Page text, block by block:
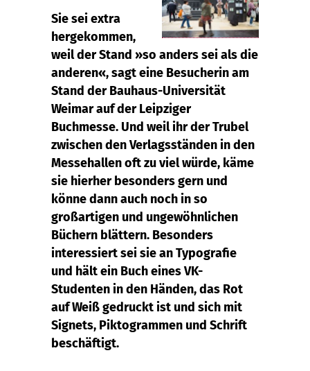
Sie sei extra
hergekommen,
weil der Stand »so anders sei als die
anderen«, sagt eine Besucherin am
Stand der Bauhaus-Universität
Weimar auf der Leipziger
Buchmesse. Und weil ihr der Trubel
zwischen den Verlagsständen in den
Messehallen oft zu viel würde, käme
sie hierher besonders gern und
könne dann auch noch in so
großartigen und ungewöhnlichen
Büchern blättern. Besonders
interessiert sei sie an Typografie
und hält ein Buch eines VK-
Studenten in den Händen, das Rot
auf Weiß gedruckt ist und sich mit
Signets, Piktogrammen und Schrift
beschäftigt.